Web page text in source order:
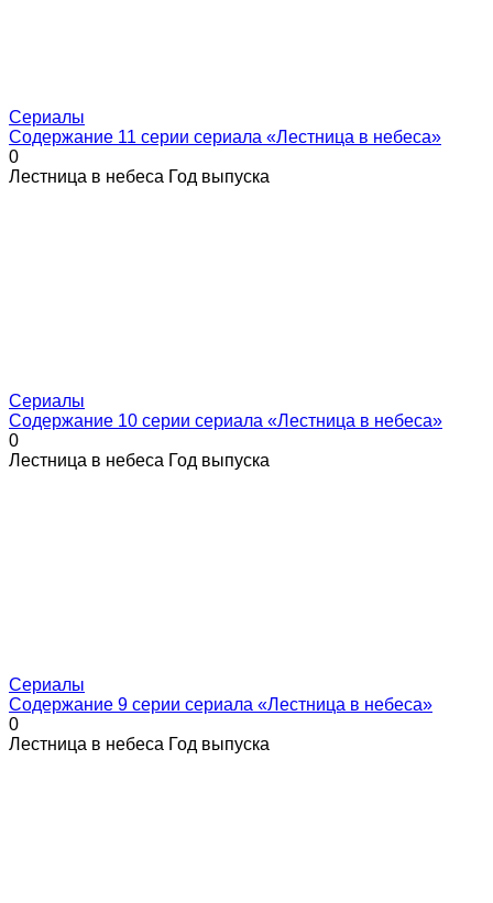
Сериалы
Содержание 11 серии сериала «Лестница в небеса»
0
Лестница в небеса Год выпуска
Сериалы
Содержание 10 серии сериала «Лестница в небеса»
0
Лестница в небеса Год выпуска
Сериалы
Содержание 9 серии сериала «Лестница в небеса»
0
Лестница в небеса Год выпуска